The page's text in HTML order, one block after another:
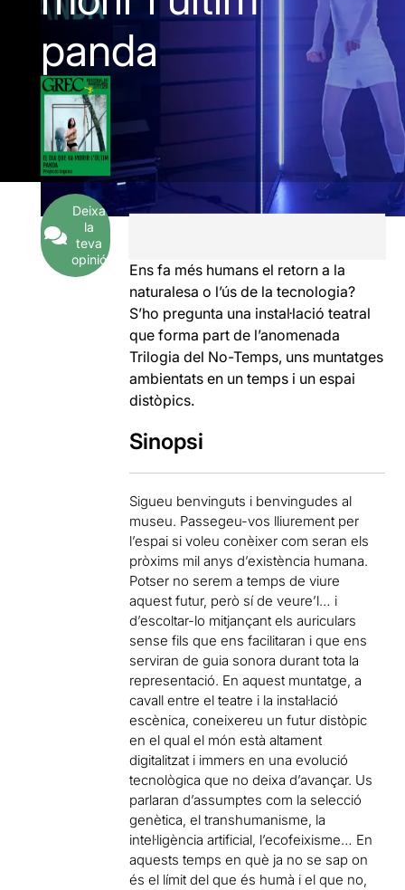
panda
Deixa
la
teva
opinió
Ens fa més humans el retorn a la
naturalesa o l’ús de la tecnologia?
S’ho pregunta una instal·lació teatral
que forma part de l’anomenada
Trilogia del No-Temps, uns muntatges
ambientats en un temps i un espai
distòpics.
Sinopsi
Sigueu benvinguts i benvingudes al
museu. Passegeu-vos lliurement per
l’espai si voleu conèixer com seran els
pròxims mil anys d’existència humana.
Potser no serem a temps de viure
aquest futur, però sí de veure’l… i
d’escoltar-lo mitjançant els auriculars
sense fils que ens facilitaran i que ens
serviran de guia sonora durant tota la
representació. En aquest muntatge, a
cavall entre el teatre i la instal·lació
escènica, coneixereu un futur distòpic
en el qual el món està altament
digitalitzat i immers en una evolució
tecnològica que no deixa d’avançar. Us
parlaran d’assumptes com la selecció
genètica, el transhumanisme, la
intel·ligència artificial, l’ecofeixisme… En
aquests temps en què ja no se sap on
és el límit del que és humà i el que no,